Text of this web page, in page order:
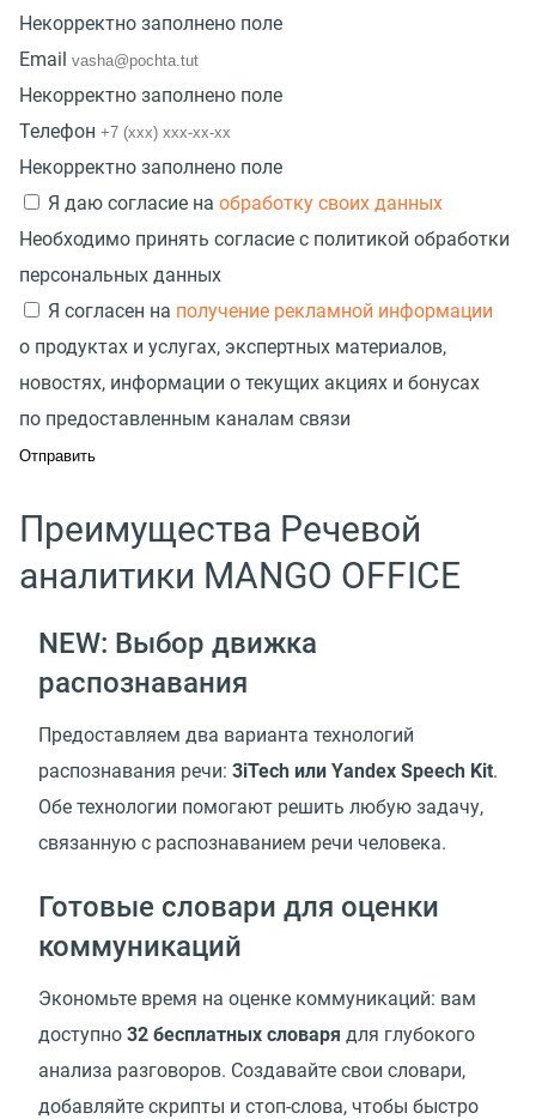
Некорректно заполнено поле
Email
Некорректно заполнено поле
Телефон
Некорректно заполнено поле
Я даю согласие на обработку своих данных
Необходимо принять согласие с политикой обработки
персональных данных
Я согласен на получение рекламной информации
о продуктах и услугах, экспертных материалов,
новостях, информации о текущих акциях и бонусах
по предоставленным каналам связи
Преимущества Речевой
аналитики MANGO OFFICE
NEW: Выбор движка
распознавания
Предоставляем два варианта технологий
распознавания речи: 3iTech или Yandex Speech Kit.
Обе технологии помогают решить любую задачу,
связанную с распознаванием речи человека.
Готовые словари для оценки
коммуникаций
Экономьте время на оценке коммуникаций: вам
доступно 32 бесплатных словаря для глубокого
анализа разговоров. Создавайте свои словари,
добавляйте скрипты и стоп-слова, чтобы быстро